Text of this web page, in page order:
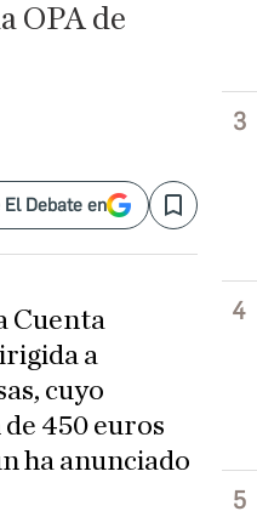
OPA de
El Debate en Save
Cuenta
a
cuyo
450 euros
ha anunciado